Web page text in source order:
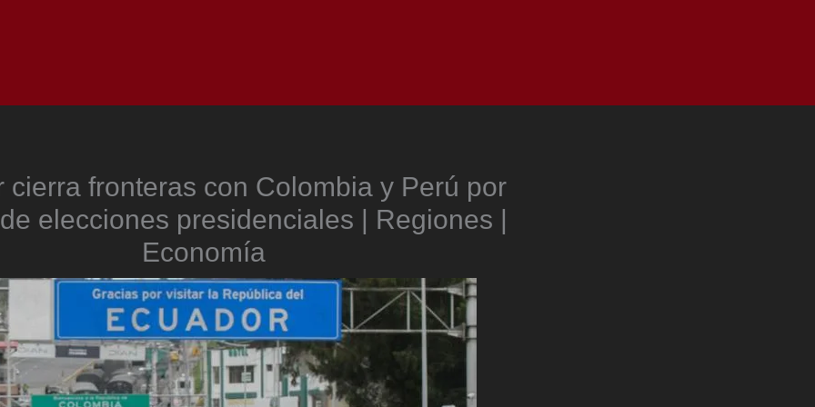
cierra fronteras con Colombia y Perú por
elecciones presidenciales | Regiones |
Economía